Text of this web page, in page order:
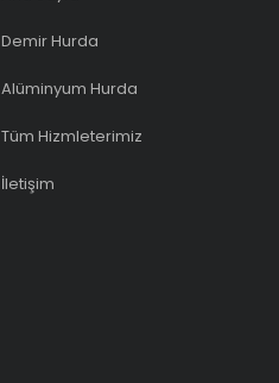
Demir Hurda
Alüminyum Hurda
Tüm Hizmleterimiz
İletişim